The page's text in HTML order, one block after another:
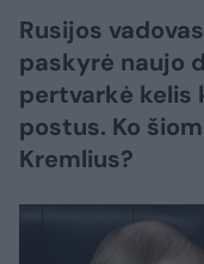
Rusijos
paskyrė naujo
pertvarkė kelis
postus. Ko
Kremlius?